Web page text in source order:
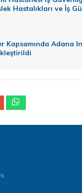
Hastalıkları ve İş
Kapsamında Adana